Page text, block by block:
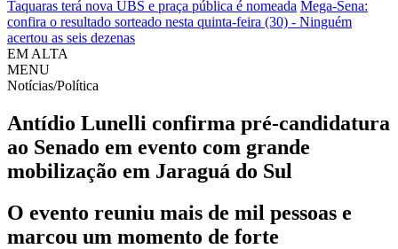
Taquaras terá nova UBS e praça pública é nomeada Mega-Sena:
confira o resultado sorteado nesta quinta-feira (30) - Ninguém
acertou as seis dezenas
EM ALTA
MENU
Notícias/Política
Antídio Lunelli confirma pré-candidatura
ao Senado em evento com grande
mobilização em Jaraguá do Sul
O evento reuniu mais de mil pessoas e
marcou um momento de forte